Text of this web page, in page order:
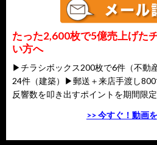
たった2,600枚で5億売上げた
い方へ
▶チラシボックス200枚で6件（不動
24件（建築）▶郵送＋来店手渡し
反響数を叩き出すポイントを期間限
>> 今すぐ！動画